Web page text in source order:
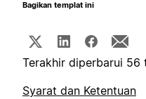
Bagikan templat ini
Terakhir diperbarui 56
Syarat dan Ketentuan